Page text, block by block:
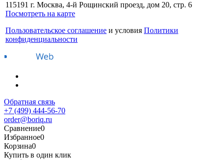
115191 г. Москва, 4-й Рощинский проезд, дом 20, стр. 6
Посмотреть на карте
Пользовательское соглашение и условия Политики
конфиденциальности
Обратная связь
+7 (499) 444-56-70
order@boriq.ru
Сравнение0
Избранное0
Корзина0
Купить в один клик